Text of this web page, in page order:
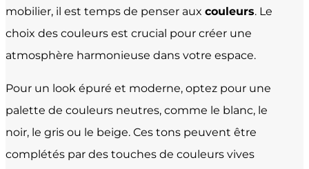
mobilier, il est temps de penser aux couleurs. Le
choix des couleurs est crucial pour créer une
atmosphère harmonieuse dans votre espace.
Pour un look épuré et moderne, optez pour une
palette de couleurs neutres, comme le blanc, le
noir, le gris ou le beige. Ces tons peuvent être
complétés par des touches de couleurs vives